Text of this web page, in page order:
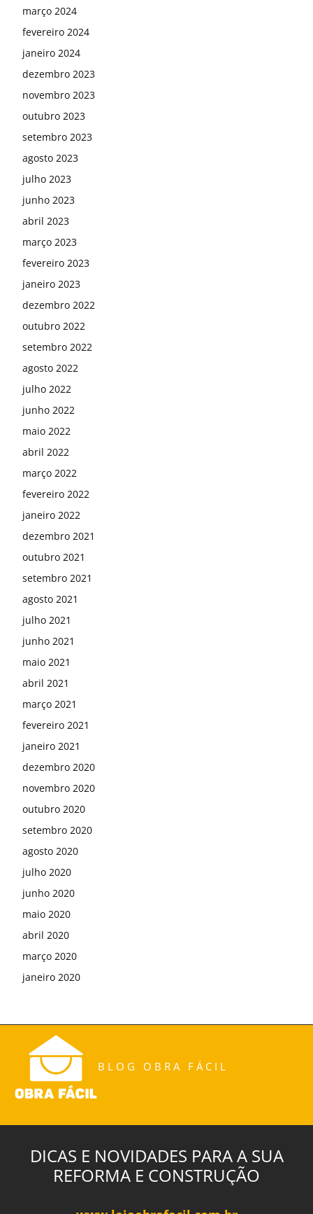
março 2024
fevereiro 2024
janeiro 2024
dezembro 2023
novembro 2023
outubro 2023
setembro 2023
agosto 2023
julho 2023
junho 2023
abril 2023
março 2023
fevereiro 2023
janeiro 2023
dezembro 2022
outubro 2022
setembro 2022
agosto 2022
julho 2022
junho 2022
maio 2022
abril 2022
março 2022
fevereiro 2022
janeiro 2022
dezembro 2021
outubro 2021
setembro 2021
agosto 2021
julho 2021
junho 2021
maio 2021
abril 2021
março 2021
fevereiro 2021
janeiro 2021
dezembro 2020
novembro 2020
outubro 2020
setembro 2020
agosto 2020
julho 2020
junho 2020
maio 2020
abril 2020
março 2020
janeiro 2020
BLOG OBRA FÁCIL
DICAS E NOVIDADES PARA A SUA
REFORMA E CONSTRUÇÃO